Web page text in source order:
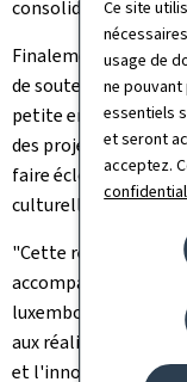
Ce site
usage de
ne pouvant
essentiels
et seront
acceptez.
consolider la
Finalement, un
de soutenir des
petite envergure. En
des projets
faire éclore de
culturelle et artistique
"Cette réforme
accompagner
luxembourgeois. En
aux réalités
et l'innovation, de